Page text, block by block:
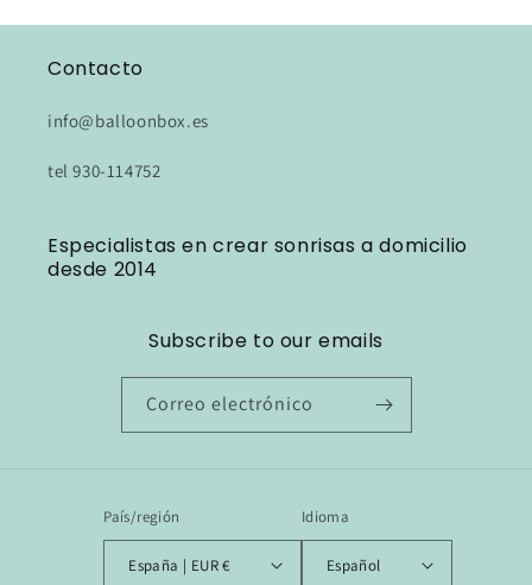
Contacto
info@balloonbox.es
tel 930-114752
Especialistas en crear sonrisas a domicilio
desde 2014
Subscribe to our emails
Correo electrónico
País/región
España | EUR €
Idioma
Español